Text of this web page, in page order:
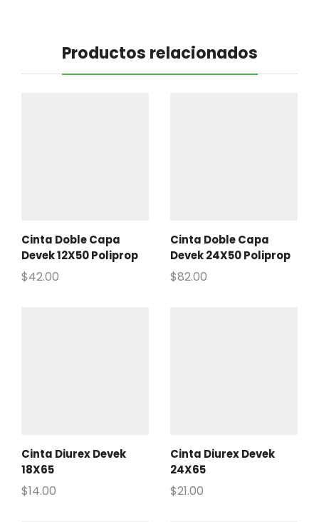
Productos relacionados
Cinta Doble Capa
Devek 12X50 Poliprop
$42.00
Cinta Doble Capa
Devek 24X50 Poliprop
$82.00
Cinta Diurex Devek
18X65
$14.00
Cinta Diurex Devek
24X65
$21.00